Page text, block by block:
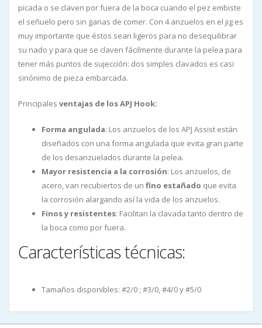
picada o se claven por fuera de la boca cuando el pez embiste
el señuelo pero sin ganas de comer. Con 4 anzuelos en el jig es
muy importante que éstos sean ligeros para no desequilibrar
su nado y para que se claven fácilmente durante la pelea para
tener más puntos de sujección: dos simples clavados es casi
sinónimo de pieza embarcada.
Principales ventajas de los APJ Hook:
Forma angulada: Los anzuelos de los APJ Assist están
diseñados con una forma angulada que evita gran parte
de los desanzuelados durante la pelea.
Mayor resistencia a la corrosión: Los anzuelos, de
acero, van recubiertos de un fino estañado que evita
la corrosión alargando así la vida de los anzuelos.
Finos y resistentes: Facilitan la clavada tanto dentro de
la boca como por fuera.
Características técnicas:
Tamaños disponibles: #2/0 ; #3/0, #4/0 y #5/0